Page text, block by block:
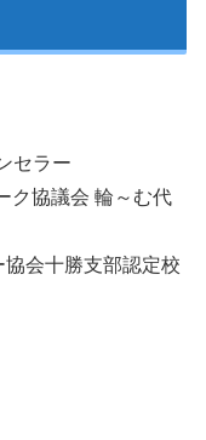
セラー
ク協議会 輪～む代
会十勝支部認定校